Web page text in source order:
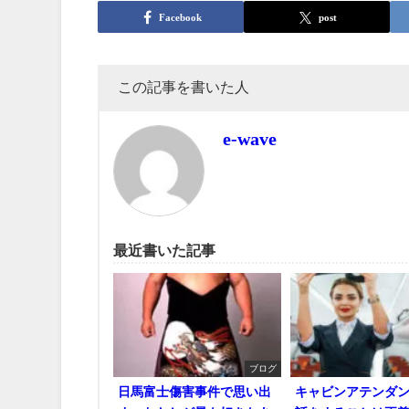
Facebook post
この記事を書いた人
e-wave
最近書いた記事
ブログ
日馬富士傷害事件で思い出
キャビンアテンダ